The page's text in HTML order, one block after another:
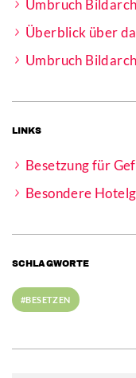
Umbruch
Überblick über
Umbruch
LINKS
Besetzung für
Besondere
SCHLAGWORTE
#BESETZEN